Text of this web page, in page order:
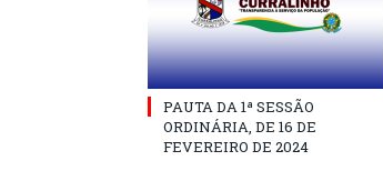
PAUTA DA 1ª SESSÃO
ORDINÁRIA, DE 16 DE
FEVEREIRO DE 2024